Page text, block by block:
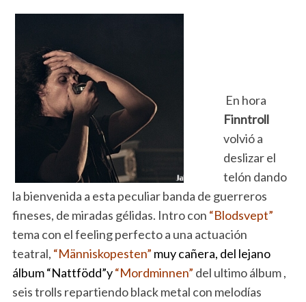
En hora
Finntroll
volvió a
deslizarel
telón dando
la bienvenida a esta peculiar banda de guerreros
fineses, de miradas gélidas. Intro con “Blodsvept”
tema con el feeling perfecto a una actuación
teatral, “Människopesten” muy cañera, del lejano
álbum “Nattfödd”y“Mordminnen” del ultimo álbum ,
seis trolls repartiendo black metal con melodías